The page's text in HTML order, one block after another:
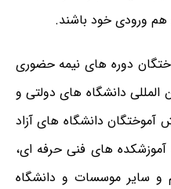
دوره های نیمه حضوری
المللی دانشگاه های دولتی و
دانشگاه های آزاد
آموزشکده های فنی حرفه ای،
و سایر موسسات و دانشگاه